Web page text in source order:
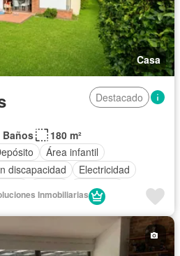
Casa
Destacado
Baños
180 m²
Área infantil
discapacidad
Electricidad
Barbecue
Seguridad privada
Inmobiliarias